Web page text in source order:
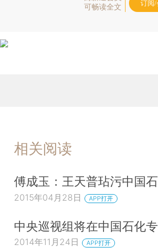
可畅读全文
订阅/
相关阅读
傅成玉：王天普玷污中国
2015年04月28日 APP打开
中央巡视组将在中国石化
2014年11月24日 APP打开